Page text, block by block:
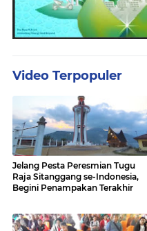
Video Terpopuler
Jelang Pesta Peresmian Tugu
Raja Sitanggang se-Indonesia,
Begini Penampakan Terakhir